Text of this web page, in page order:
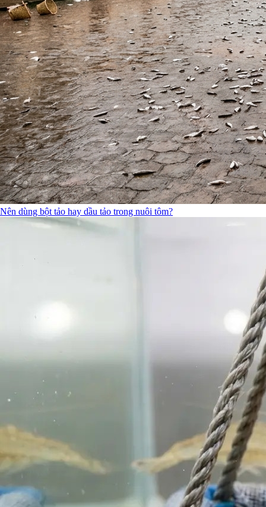
Nên dùng bột tảo hay dầu tảo trong nuôi tôm?